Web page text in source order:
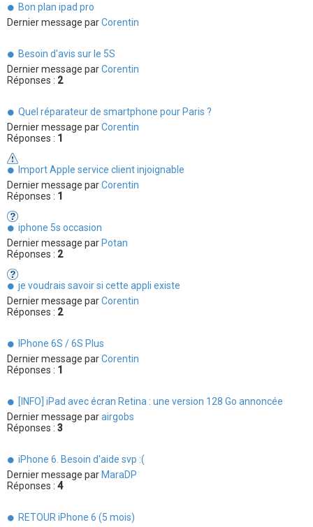
Bon plan ipad pro
Dernier message parCorentin
Besoin d'avis sur le 5S
Dernier message parCorentin
Réponses : 2
Quel réparateur de smartphone pour Paris ?
Dernier message parCorentin
Réponses : 1
Import Apple service client injoignable
Dernier message parCorentin
Réponses : 1
iphone 5s occasion
Dernier message parPotan
Réponses : 2
je voudrais savoir si cette appli existe
Dernier message parCorentin
Réponses : 2
IPhone 6S / 6S Plus
Dernier message parCorentin
Réponses : 1
[INFO] iPad avec écran Retina : une version 128 Go annoncée
Dernier message parairgobs
Réponses : 3
iPhone 6. Besoin d'aide svp :(
Dernier message parMaraDP
Réponses : 4
RETOUR iPhone 6 (5 mois)